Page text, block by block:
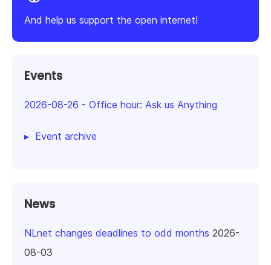
And help us support the open internet!
Events
2026-08-26 - Office hour: Ask us Anything
Event archive
News
NLnet changes deadlines to odd months 2026-
08-03